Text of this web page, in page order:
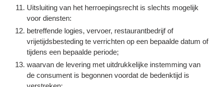
Uitsluiting van het herroepingsrecht is slechts mogelijk
voor diensten:
betreffende logies, vervoer, restaurantbedrijf of
vrijetijdsbesteding te verrichten op een bepaalde datum of
tijdens een bepaalde periode;
waarvan de levering met uitdrukkelijke instemming van
de consument is begonnen voordat de bedenktijd is